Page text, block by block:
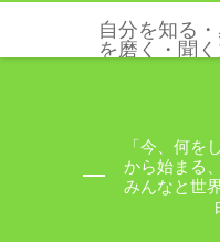
自分を知る
を磨く・聞
「今、何を
から始まる
みんなと世